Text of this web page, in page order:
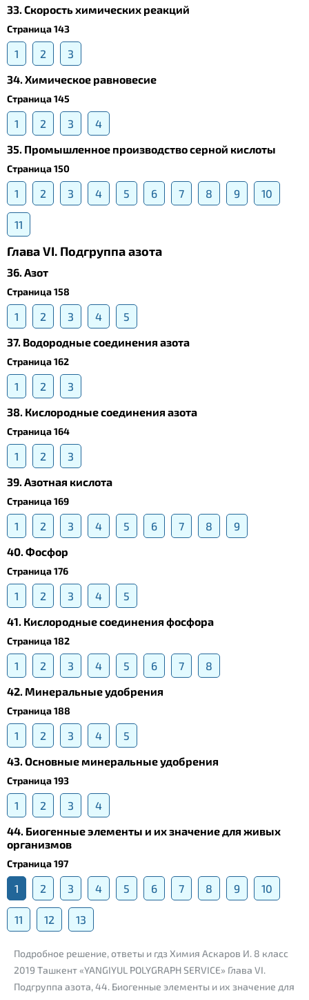
33. Скорость химических реакций
Страница 143
1 2
3
34. Химическое равновесие
Страница 145
1 2 3
4
35. Промышленное производство серной кислоты
Страница 150
1 2 3 4 5 6 7 8 9 10
11
Глава VI. Подгруппа азота
36. Азот
Страница 158
1 2 3 4
5
37. Водородные соединения азота
Страница 162
1 2
3
38. Кислородные соединения азота
Страница 164
1 2
3
39. Азотная кислота
Страница 169
1 2 3 4 5 6 7 8
9
40. Фосфор
Страница 176
1 2 3 4
5
41. Кислородные соединения фосфора
Страница 182
1 2 3 4 5 6 7
8
42. Минеральные удобрения
Страница 188
1 2 3 4
5
43. Основные минеральные удобрения
Страница 193
1 2 3
4
44. Биогенные элементы и их значение для живых
организмов
Страница 197
1 2 3 4 5 6 7 8 9 10
11 12 13
Подробное решение, ответы и гдз Химия Аскаров И. 8 класс
2019 Ташкент «YANGIYUL POLYGRAPH SERVICE» Глава VI.
Подгруппа азота, 44. Биогенные элементы и их значение для